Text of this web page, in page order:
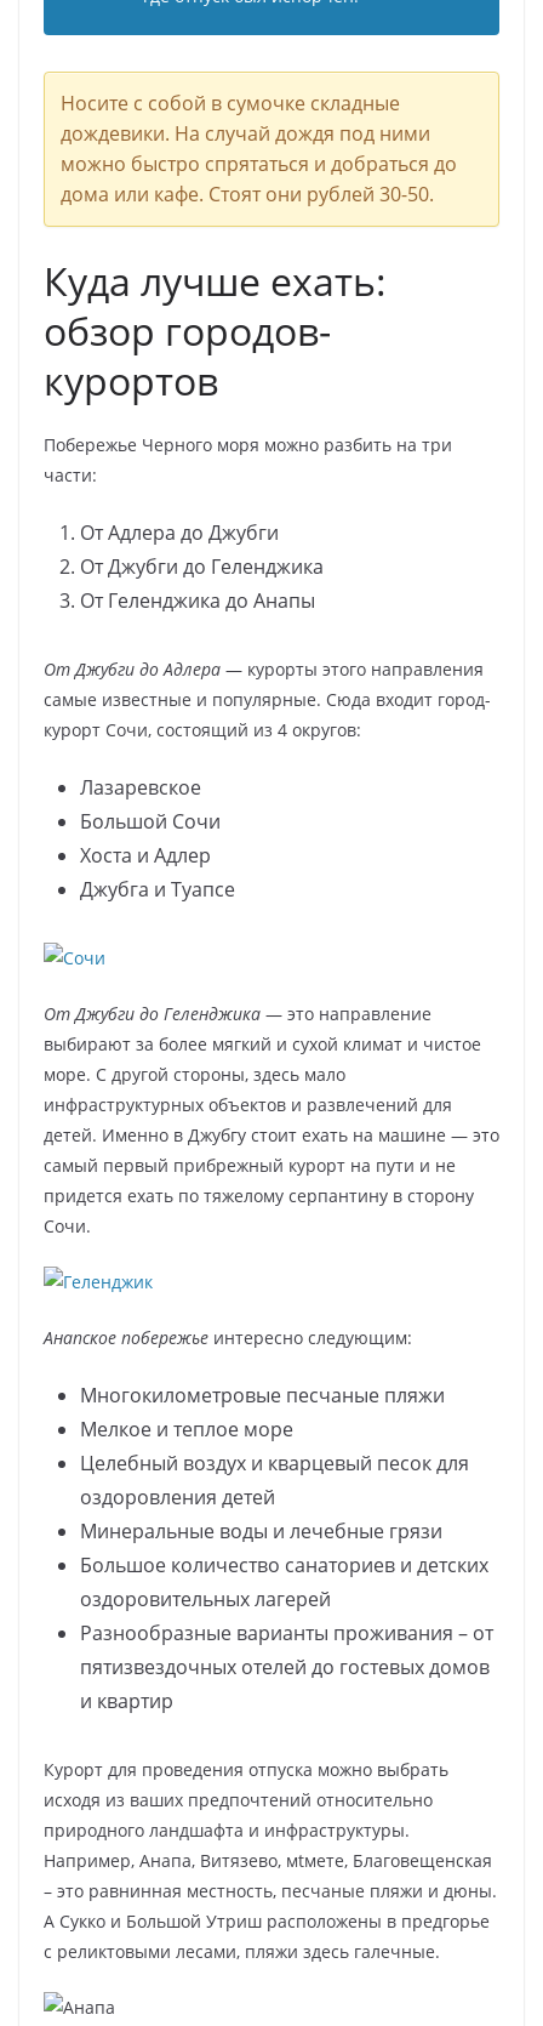
Носите с собой в сумочке складные
дождевики. На случай дождя под ними
можно быстро спрятаться и добраться до
дома или кафе. Стоят они рублей 30-50.
Куда лучше ехать:
обзор городов-
курортов
Побережье Черного моря можно разбить на три
части:
От Адлера до Джубги
От Джубги до Геленджика
От Геленджика до Анапы
От Джубги до Адлера — курорты этого направления
самые известные и популярные. Сюда входит город-
курорт Сочи, состоящий из 4 округов:
Лазаревское
Большой Сочи
Хоста и Адлер
Джубга и Туапсе
От Джубги до Геленджика — это направление
выбирают за более мягкий и сухой климат и чистое
море. С другой стороны, здесь мало
инфраструктурных объектов и развлечений для
детей. Именно в Джубгу стоит ехать на машине — это
самый первый прибрежный курорт на пути и не
придется ехать по тяжелому серпантину в сторону
Сочи.
Анапское побережье интересно следующим:
Многокилометровые песчаные пляжи
Мелкое и теплое море
Целебный воздух и кварцевый песок для
оздоровления детей
Минеральные воды и лечебные грязи
Большое количество санаториев и детских
оздоровительных лагерей
Разнообразные варианты проживания – от
пятизвездочных отелей до гостевых домов
и квартир
Курорт для проведения отпуска можно выбрать
исходя из ваших предпочтений относительно
природного ландшафта и инфраструктуры.
Например, Анапа, Витязево, мtмете, Благовещенская
– это равнинная местность, песчаные пляжи и дюны.
А Сукко и Большой Утриш расположены в предгорье
с реликтовыми лесами, пляжи здесь галечные.